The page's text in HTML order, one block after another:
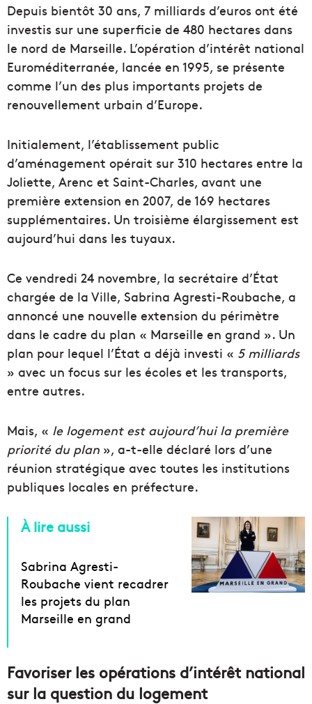
Depuis bientôt 30 ans, 7 milliards d’euros ont été
investis sur une superficie de 480 hectares dans
le nord de Marseille. L’opération d’intérêt national
Euroméditerranée, lancée en 1995, se présente
comme l’un des plus importants projets de
renouvellement urbain d’Europe.
Initialement, l’établissement public
d’aménagement opérait sur 310 hectares entre la
Joliette, Arenc et Saint-Charles, avant une
première extension en 2007, de 169 hectares
supplémentaires. Un troisième élargissement est
aujourd’hui dans les tuyaux.
Ce vendredi 24 novembre, la secrétaire d’État
chargée de la Ville, Sabrina Agresti-Roubache, a
annoncé une nouvelle extension du périmètre
dans le cadre du plan « Marseille en grand ». Un
plan pour lequel l’État a déjà investi « 5 milliards
» avec un focus sur les écoles et les transports,
entre autres.
Mais, « le logement est aujourd’hui la première
priorité du plan », a-t-elle déclaré lors d’une
réunion stratégique avec toutes les institutions
publiques locales en préfecture.
À lire aussi
Sabrina Agresti-
Roubache vient recadrer
les projets du plan
Marseille en grand
Favoriser les opérations d’intérêt national
sur la question du logement